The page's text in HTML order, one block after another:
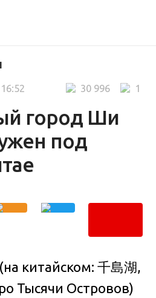
город Ши
под
1
30 996
китайском: 千島湖,
Тысячи Островов)